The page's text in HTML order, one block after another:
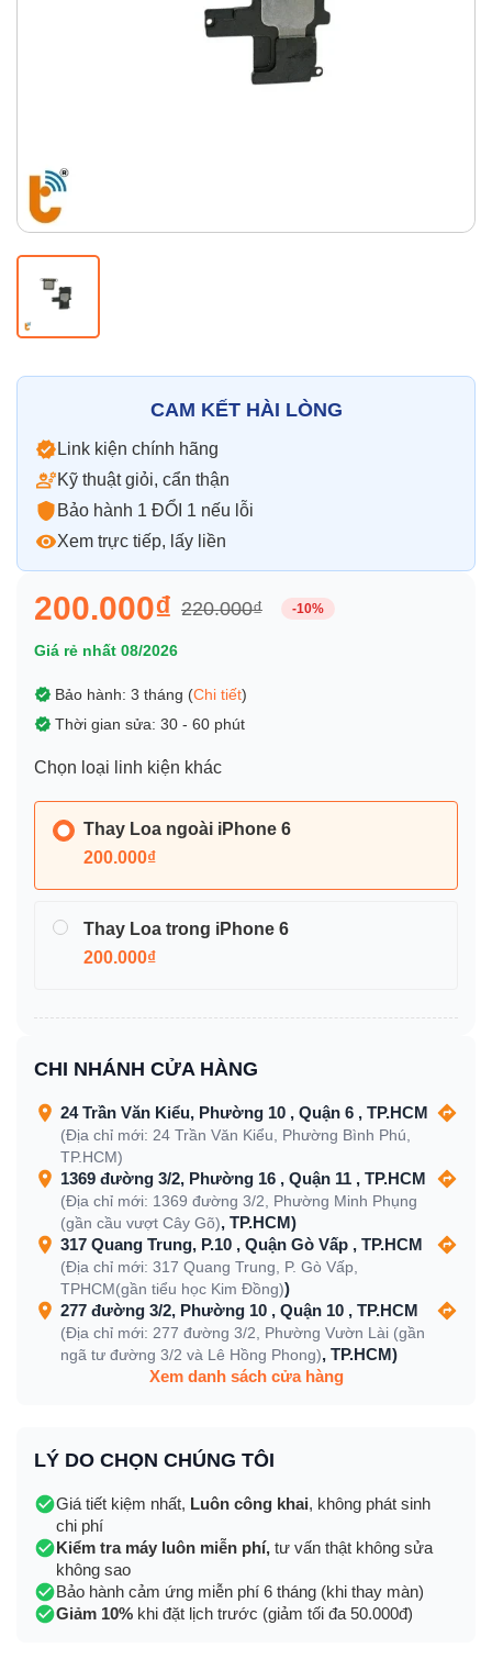
Pin Samsumg Pin Oppo
CAM KẾT HÀI LÒNG
Link kiện chính hãng
Kỹ thuật giỏi, cẩn thận
Bảo hành 1 ĐỔI 1 nếu lỗi
Xem trực tiếp, lấy liền
200.000₫ 220.000₫ -10%
Giá rẻ nhất 08/2026
Bảo hành: 3 tháng (Chi tiết)
Thời gian sửa: 30 - 60 phút
Chọn loại linh kiện khác
Thay Loa ngoài iPhone 6
200.000₫
Thay Loa trong iPhone 6
200.000₫
CHI NHÁNH CỬA HÀNG
24 Trần Văn Kiểu, Phường 10 , Quận 6 , TP.HCM
(Địa chỉ mới: 24 Trần Văn Kiểu, Phường Bình Phú,
TP.HCM)
1369 đường 3/2, Phường 16 , Quận 11 , TP.HCM
(Địa chỉ mới: 1369 đường 3/2, Phường Minh Phụng
(gần cầu vượt Cây Gõ), TP.HCM)
317 Quang Trung, P.10 , Quận Gò Vấp , TP.HCM
(Địa chỉ mới: 317 Quang Trung, P. Gò Vấp,
TPHCM(gần tiểu học Kim Đồng))
277 đường 3/2, Phường 10 , Quận 10 , TP.HCM
(Địa chỉ mới: 277 đường 3/2, Phường Vườn Lài (gần
ngã tư đường 3/2 và Lê Hồng Phong), TP.HCM)
Xem danh sách cửa hàng
LÝ DO CHỌN CHÚNG TÔI
Giá tiết kiệm nhất, Luôn công khai, không phát sinh
chi phí
Kiểm tra máy luôn miễn phí, tư vấn thật không sửa
không sao
Bảo hành cảm ứng miễn phí 6 tháng (khi thay màn)
Giảm 10% khi đặt lịch trước (giảm tối đa 50.000đ)